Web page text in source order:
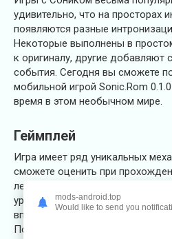
удивительно, что на просторах
появляются разные
Некоторые выполнены в
к оригиналу, другие добавляют
события. Сегодня вы сможете
мобильной игрой Sonic.Rom
время в этом необычном мире.
Геймплей
Игра имеет ряд уникальных
сможете оценить при
лежит все та же механика,
уровень, используя главного
вперед, выполняя задания и
Помимо этого, в мире была
mods-android.top
Would like to send you